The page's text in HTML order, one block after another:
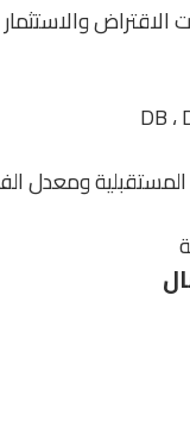
والاستثمار
المستقبلية ومعدل